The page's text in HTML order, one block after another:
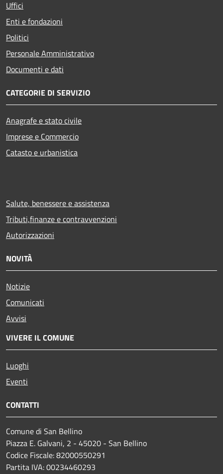
Uffici
Enti e fondazioni
Politici
Personale Amministrativo
Documenti e dati
CATEGORIE DI SERVIZIO
Anagrafe e stato civile
Imprese e Commercio
Catasto e urbanistica
Salute, benessere e assistenza
Tributi,finanze e contravvenzioni
Autorizzazioni
NOVITÀ
Notizie
Comunicati
Avvisi
VIVERE IL COMUNE
Luoghi
Eventi
CONTATTI
Comune di San Bellino
Piazza E. Galvani, 2 - 45020 - San Bellino
Codice Fiscale: 82000550291
Partita IVA: 00234460293